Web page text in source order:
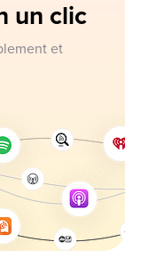
un clic
et